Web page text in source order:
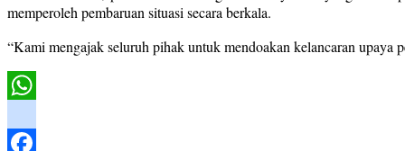
memperoleh pembaruan situasi secara berkala.
“Kami mengajak seluruh pihak untuk mendoakan kelancaran upaya
instagram